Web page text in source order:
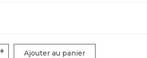
+ Ajouter au panier